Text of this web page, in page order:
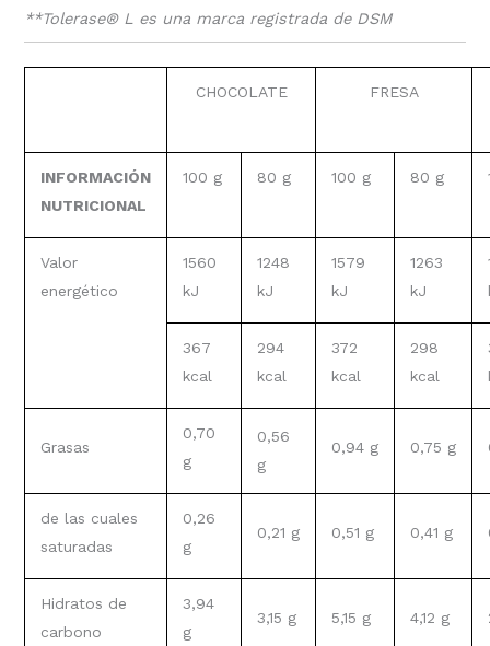
**Tolerase® L es una marca registrada de DSM
CHOCOLATE FRESA
INFORMACIÓN
NUTRICIONAL
100 g 80 g 100 g 80 g
Valor
energético
1560
kJ
1248
kJ
1579
kJ
1263
kJ
367
kcal
294
kcal
372
kcal
298
kcal
Grasas
0,70
g
0,56
g
0,94 g 0,75 g
de las cuales
saturadas
0,26
g
0,21 g 0,51 g 0,41 g
Hidratos de
carbono
3,94
g
3,15 g 5,15 g 4,12 g